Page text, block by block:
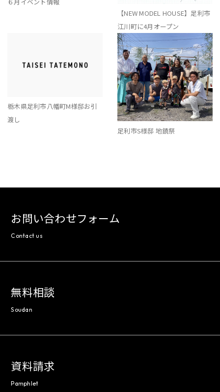
【NEW MODEL HOUSE】足利市
江川町に4月オープン
栃木県足利市八幡町M様邸お引
渡し
足利市S様邸 地鎮祭
お問い合わせフォーム
Contact us
無料相談
Soudan
資料請求
Pamphlet